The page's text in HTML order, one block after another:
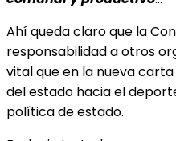
Ahí queda claro que la
responsabilidad a otros
vital que en la nueva
del estado hacia el
política de estado.